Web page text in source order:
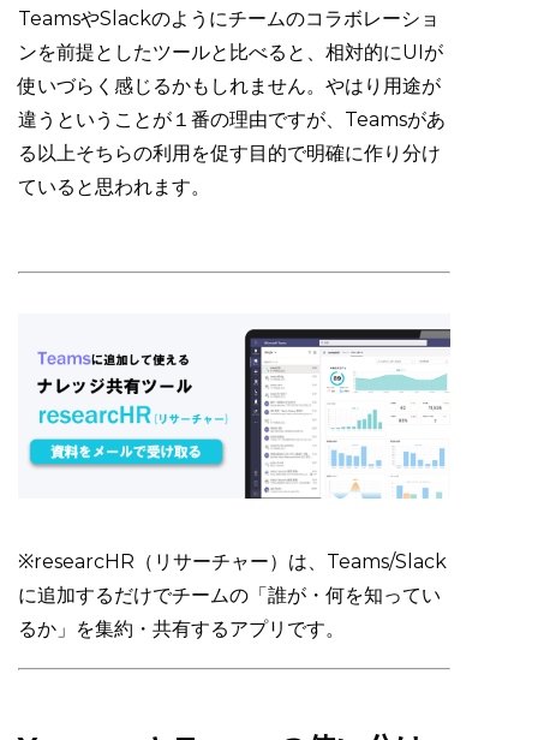
TeamsやSlackのようにチームのコラボレーショ
ンを前提としたツールと比べると、相対的にUIが
使いづらく感じるかもしれません。やはり用途が
違うということが１番の理由ですが、Teamsがあ
る以上そちらの利用を促す目的で明確に作り分け
ていると思われます。
※researcHR（リサーチャー）は、Teams/Slack
に追加するだけでチームの「誰が・何を知ってい
るか」を集約・共有するアプリです。